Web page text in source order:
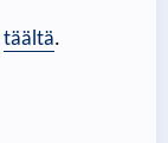
täältä.